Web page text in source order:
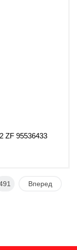
ZF 95536433
Вперед